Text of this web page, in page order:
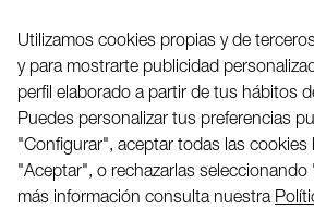
Twitter
LinkedIN
2026 ©
Utilizamos cookies propias y de
y para mostrarte publicidad
perfil elaborado a partir de tus hábitos
Puedes personalizar tus preferencias
"Configurar", aceptar todas las cookies
"Aceptar", o rechazarlas seleccionando
más información consulta nuestra